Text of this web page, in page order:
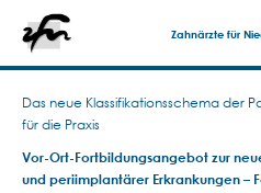
Zahnärzte für
Das neue Klassifikationsschema der
für die Praxis
Vor-Ort-Fortbildungsangebot zur
und periimplantärer Erkrankungen –